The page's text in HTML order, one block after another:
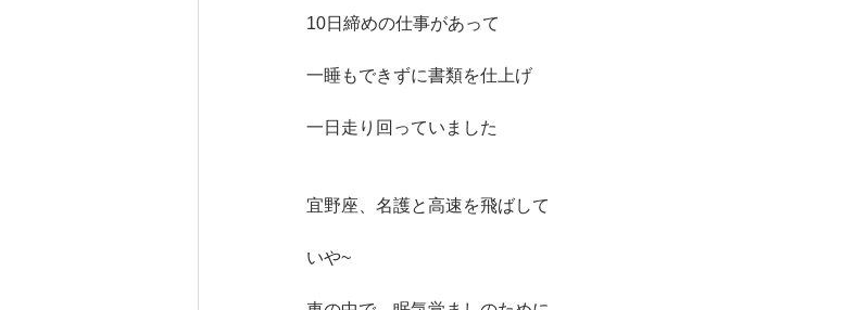
10日締めの仕事があって
一睡もできずに書類を仕上げ
一日走り回っていました
宜野座、名護と高速を飛ばして
いや~